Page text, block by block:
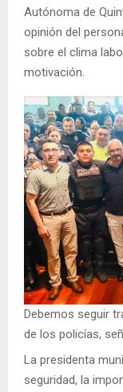
Autónoma de
opinión del
sobre el clima
motivación.
Debemos seguir
de los policías,
La presidenta
seguridad, la